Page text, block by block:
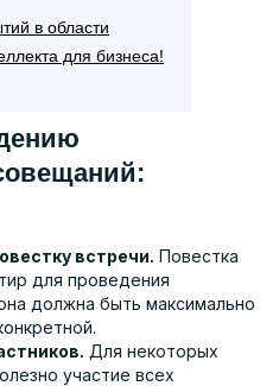
в области
для бизнеса!
встречи. Повестка
для проведения
должна быть максимально
Для некоторых
участие всех